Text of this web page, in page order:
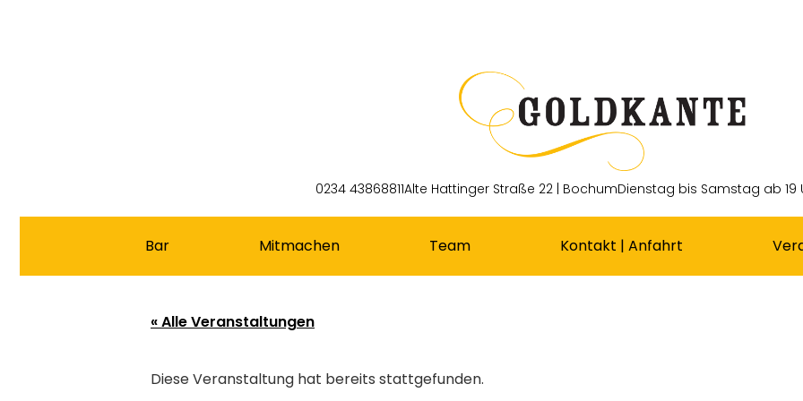
0234 43868811Alte Hattinger Straße 22 | BochumDienstag bis Samstag ab 19
Bar Mitmachen Team Kontakt | Anfahrt
« Alle Veranstaltungen
Diese Veranstaltung hat bereits stattgefunden.